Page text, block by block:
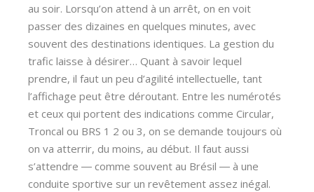
au soir. Lorsqu’on attend à un arrêt, on en voit
passer des dizaines en quelques minutes, avec
souvent des destinations identiques. La gestion du
trafic laisse à désirer… Quant à savoir lequel
prendre, il faut un peu d’agilité intellectuelle, tant
l’affichage peut être déroutant. Entre les numérotés
et ceux qui portent des indications comme Circular,
Troncal ou BRS 1 2 ou 3, on se demande toujours où
on va atterrir, du moins, au début. Il faut aussi
s’attendre ― comme souvent au Brésil ― à une
conduite sportive sur un revêtement assez inégal.